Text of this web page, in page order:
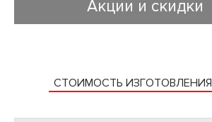
Акции и скидки
ВСЕЙ РОССИИ
СТОИМОСТЬ